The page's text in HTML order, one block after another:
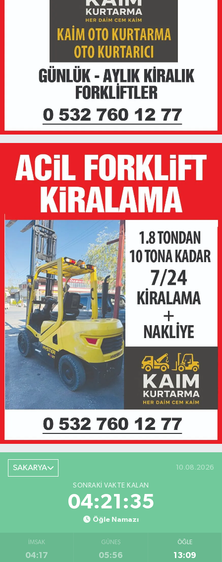
SAKARYA 10.08.2026
SONRAKI VAKTE KALAN
04:21:35
Öğle Namazı
İMSAK
04:17
GÜNEŞ
05:56
ÖĞLE
13:09